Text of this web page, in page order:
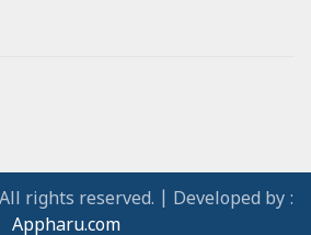
rights reserved. | Developed by :
Appharu.com